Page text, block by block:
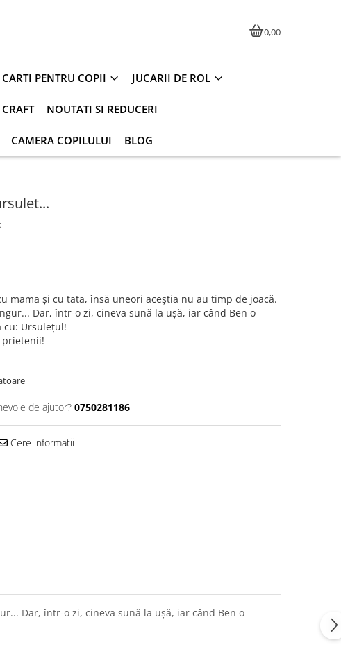
0,00
CARTI PENTRU COPII JUCARII DE ROL
NOUTATI SI REDUCERI
CAMERA COPILULUI BLOG
mama şi cu tata, însă uneori aceştia nu au timp de joacă.
Dar, într-o zi, cineva sună la uşă, iar când Ben o
cu: Ursuleţul!
prietenii!
de ajutor? 0750281186
Cere informatii
Dar, într-o zi, cineva sună la uşă, iar când Ben o